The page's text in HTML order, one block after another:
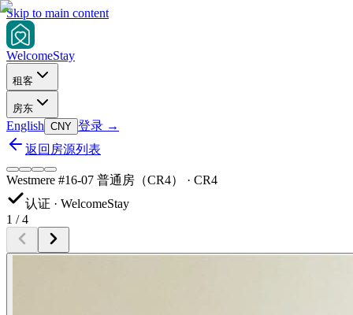
Skip to main content
WelcomeStay
租客
房东
English CNY 登录 →
返回房源列表
Westmere #16-07 普通房（CR4） · CR4
认证 · WelcomeStay
1 /4